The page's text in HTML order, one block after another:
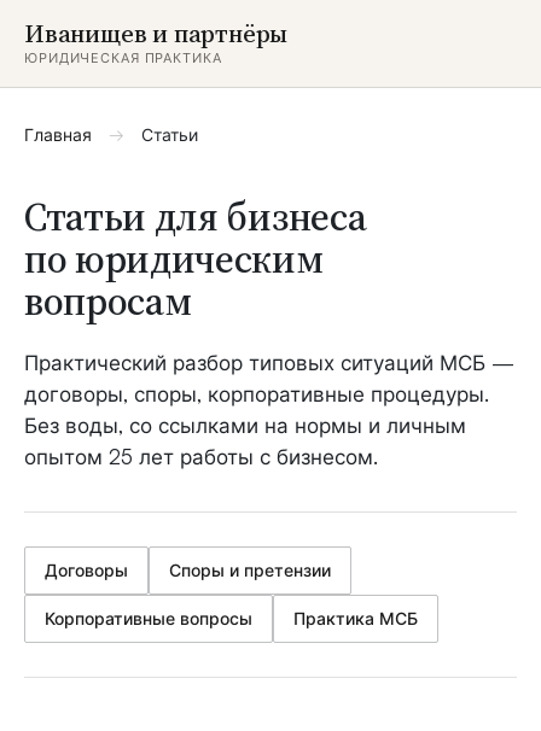
Иванищев и партнёры
ЮРИДИЧЕСКАЯ ПРАКТИКА
Главная → Статьи
Статьи для бизнеса
по юридическим
вопросам
Практический разбор типовых ситуаций МСБ —
договоры, споры, корпоративные процедуры.
Без воды, со ссылками на нормы и личным
опытом 25 лет работы с бизнесом.
Договоры Споры и претензии
Корпоративные вопросы Практика МСБ